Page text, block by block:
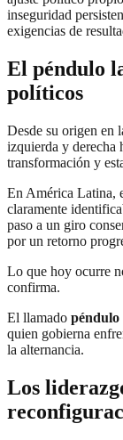
inseguridad
exigencias de
El péndulo
políticos
Desde su origen en
izquierda y derecha
transformación y
En América Latina,
claramente
paso a un giro
por un retorno
Lo que hoy ocurre
confirma.
El llamado péndulo
quien gobierna
la alternancia.
Los